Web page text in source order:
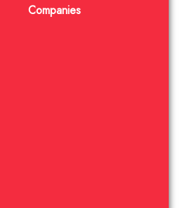
Companies